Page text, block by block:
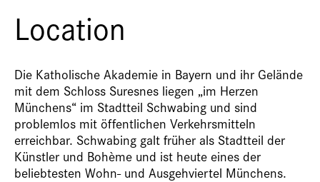
Location
Die Katholische Akademie in Bayern und ihr Gelände
mit dem Schloss Suresnes liegen „im Herzen
Münchens“ im Stadtteil Schwabing und sind
problemlos mit öffentlichen Verkehrsmitteln
erreichbar. Schwabing galt früher als Stadtteil der
Künstler und Bohème und ist heute eines der
beliebtesten Wohn- und Ausgehviertel Münchens.